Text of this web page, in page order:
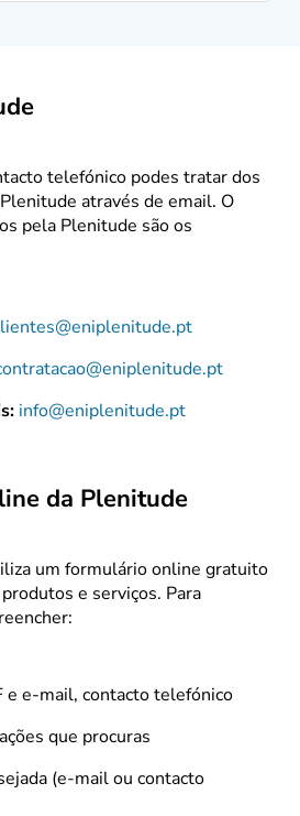
telefónico podes tratar dos
através de email. O
pela Plenitude são os
info@eniplenitude.pt
da Plenitude
um formulário online gratuito
e serviços. Para
e e-mail, contacto telefónico
que procuras
(e-mail ou contacto